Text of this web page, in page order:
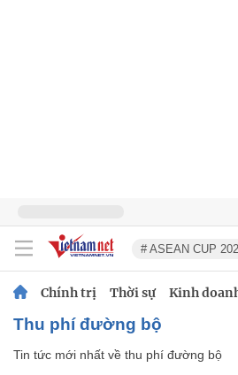
# ASEAN CUP
Chính trị Thời sự Kinh
thu phí đường bộ
Tin tức mới nhất về thu phí đường bộ